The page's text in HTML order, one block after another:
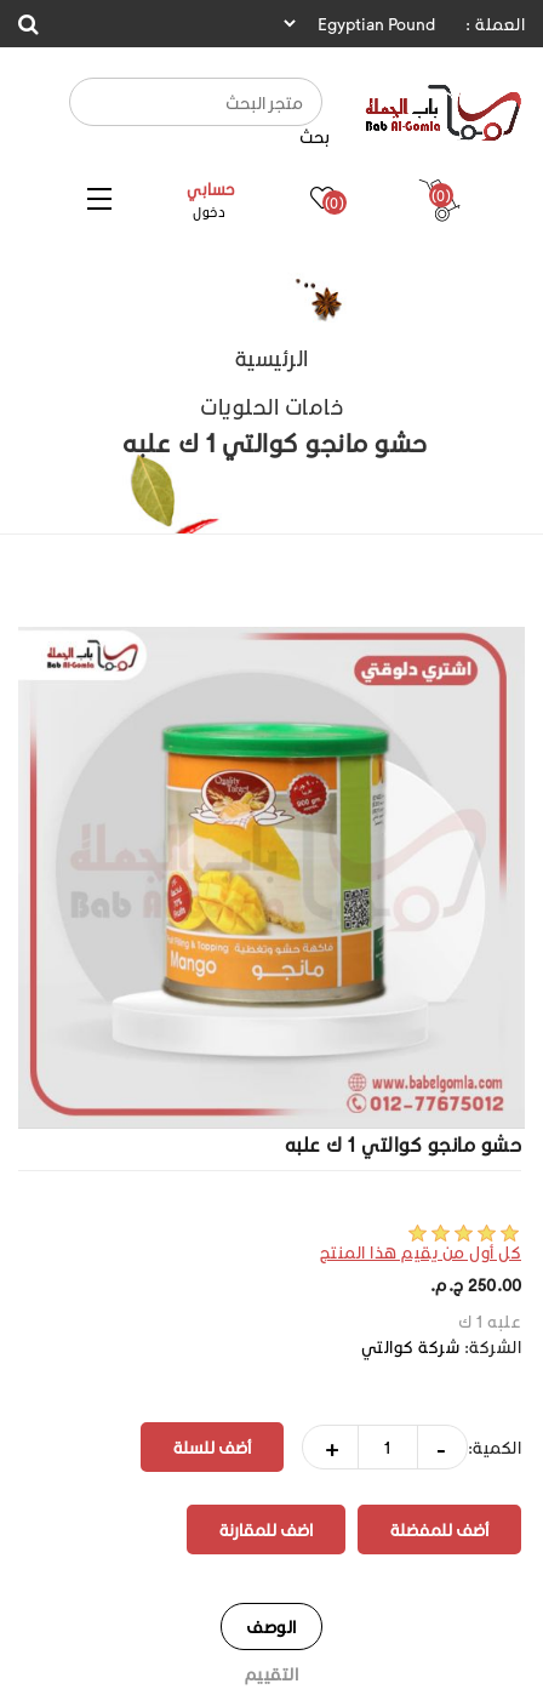
العملة :
بحث
حسابي
دخول (0) (0)
الرئيسية
خامات الحلويات
حشو مانجو كوالتي 1 ك علبه
حشو مانجو كوالتي 1 ك علبه
كل أول من يقيم هذا المنتج
250.00 ج.م.‏
علبه 1 ك
الشركة: شركة كوالتي
الكمية: -
+
أضف للمفضلة اضف للمقارنة
الوصف
التقييم